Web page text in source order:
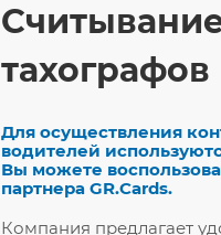
тахографов
Для осуществления
водителей
Вы можете
партнера GR.Cards.
Компания предлагает